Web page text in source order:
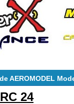
AEROMODEL
24